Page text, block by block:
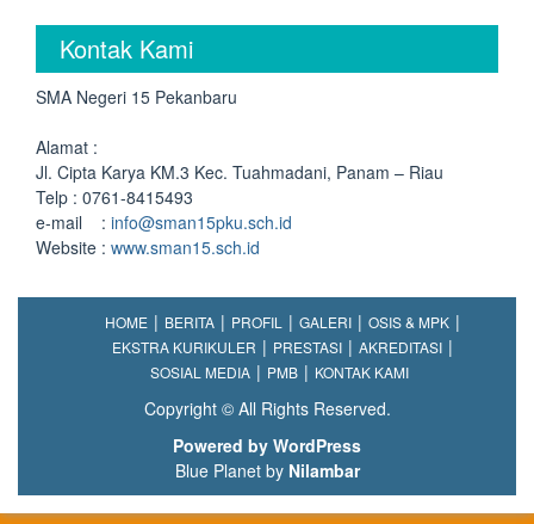
Kontak Kami
SMA Negeri 15 Pekanbaru
Alamat :
Jl. Cipta Karya KM.3 Kec. Tuahmadani, Panam – Riau
Telp : 0761-8415493
e-mail : info@sman15pku.sch.id
Website : www.sman15.sch.id
HOME BERITA PROFIL GALERI
OSIS & MPK
EKSTRA KURIKULER
PRESTASI
AKREDITASI
SOSIAL MEDIA
PMB KONTAK KAMI
Copyright © All Rights Reserved.
Powered by WordPress
Blue Planet by Nilambar